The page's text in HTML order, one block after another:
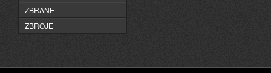
ZBRANĚ
ZBROJE